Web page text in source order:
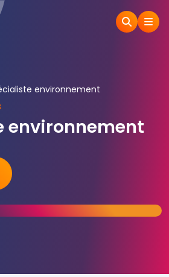
environnement
environnement